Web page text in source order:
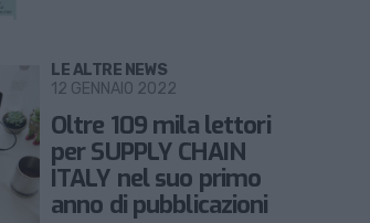
Oltre 109 mila lettori
per SUPPLY CHAIN
ITALY nel suo primo
anno di pubblicazioni
LE ALTRE NEWS
12 GENNAIO 2022